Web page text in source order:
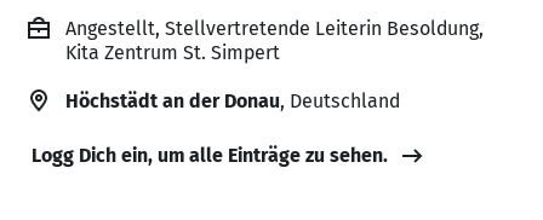
Angestellt, Stellvertretende Leiterin Besoldung,
Kita Zentrum St. Simpert
Höchstädt an der Donau, Deutschland
Logg Dich ein, um alle Einträge zu sehen.